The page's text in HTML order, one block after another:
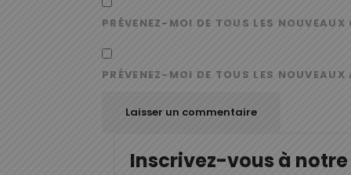
PRÉVENEZ-MOI DE TOUS LES
PRÉVENEZ-MOI DE TOUS LES
Inscrivez-vous à